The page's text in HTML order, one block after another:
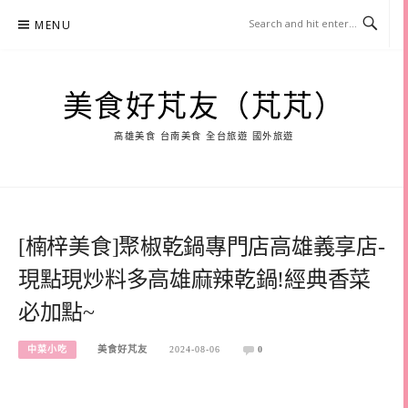
MENU
美食好芃友（芃芃）
高雄美食 台南美食 全台旅遊 國外旅遊
[楠梓美食]聚椒乾鍋專門店高雄義享店-
現點現炒料多高雄麻辣乾鍋!經典香菜
必加點~
中菜小吃 美食好芃友 2024-08-06 0